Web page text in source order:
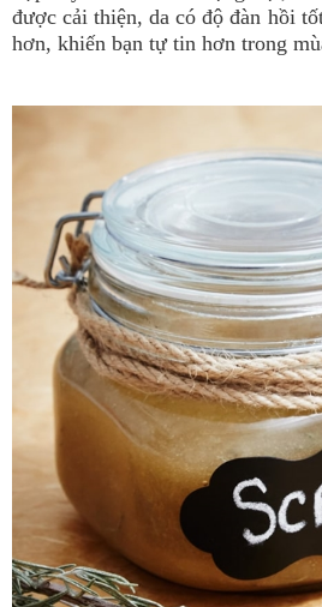
được cải thiện, da có độ đàn hồi
hơn, khiến bạn tự tin hơn trong